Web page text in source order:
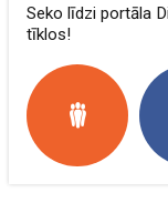
Seko līdzi portāla
tīklos!